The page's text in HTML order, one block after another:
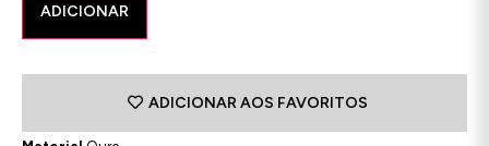
ADICIONAR
ADICIONAR AOS FAVORITOS